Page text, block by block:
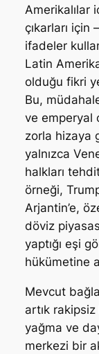
Amerikalılar
çıkarları
ifadeler
Latin
olduğu fikri
Bu,
ve emperyal
zorla hizaya
yalnızca
halkları
örneği,
Arjantin’e,
döviz
yaptığı eşi
hükümetine
Mevcut
artık
yağma ve
merkezi bir